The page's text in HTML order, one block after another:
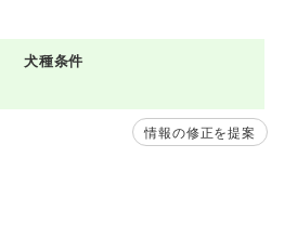
犬種条件
情報の修正を提案